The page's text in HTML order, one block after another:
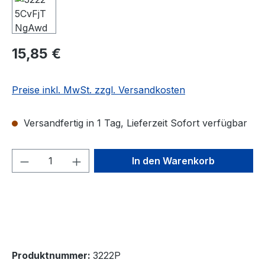
15,85 €
Preise inkl. MwSt. zzgl. Versandkosten
Versandfertig in 1 Tag, Lieferzeit Sofort verfügbar
Produkt Anzahl: Gib denIn den Warenkorb
Produktnummer: 3222P